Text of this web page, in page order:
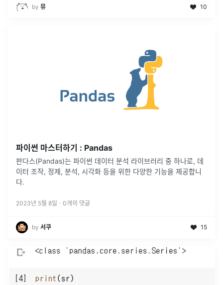
by 뮤 10
파이썬 마스터하기 : Pandas
판다스(Pandas)는 파이썬 데이터 분석 라이브러리 중 하나로, 데
이터 조작, 정제, 분석, 시각화 등을 위한 다양한 기능을 제공합니
다.
2023년 5월 8일 · 0개의 댓글
by 서쿠 15